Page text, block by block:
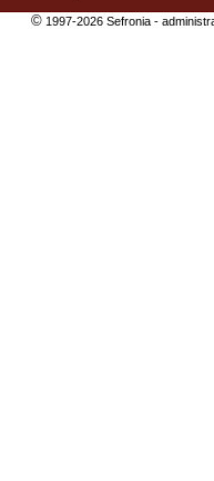
©1997-2026 Sefronia -